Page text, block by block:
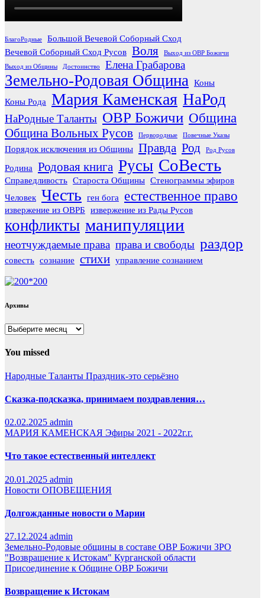
БлагоРодные
Большой Вечевой Соборный Сход
Вечевой Соборный Сход Русов Воля Выход из ОВР Божичи
Выход из Общины Достоинство Елена Грабарова
Земельно-Родовая Община Коны
Коны Рода Мария Каменская НаРод
НаРодные Таланты ОВР Божичи Община
Община Вольных Русов Первородные Повечные Указы
Порядок исключения из Общины Правда Род Род Русов
Родина Родовая книга Русы СоВесть
Справедливость Староста Общины Стенограммы эфиров
Человек Честь ген бога естественное право
извержение из ОВРБ извержение из Рады Русов
конфликты манипуляции
неотчуждаемые права права и свободы раздор
совесть сознание стихи управление сознанием
Архивы
Архивы
You missed
Народные Таланты Праздник-это серьёзно
Сказка-подсказка, принимаем поздравления…
02.02.2025 admin
МАРИЯ КАМЕНСКАЯ Эфиры 2021 - 2022г.г.
Что такое естественный интеллект
20.01.2025 admin
Новости ОПОВЕЩЕНИЯ
Долгожданные новости о Марии
27.12.2024 admin
Земельно-Родовые общины в составе ОВР Божичи ЗРО
"Возвращение к Истокам" Курганской области
Присоединение к Общине ОВР Божичи
Возвращение к Истокам